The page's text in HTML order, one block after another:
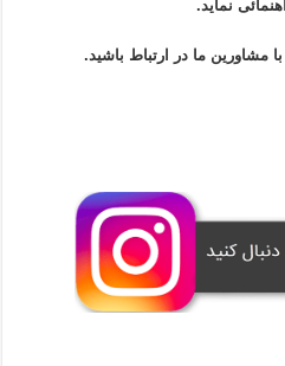
نماید.
مشاورین ما در ارتباط باشید.